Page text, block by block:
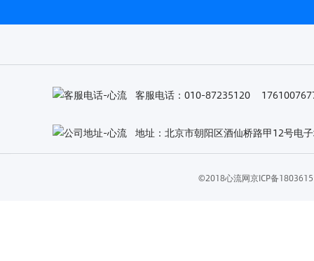
客服电话：010-87235120
地址：北京市朝阳区酒仙桥路甲12号电
©2018心流网京ICP备